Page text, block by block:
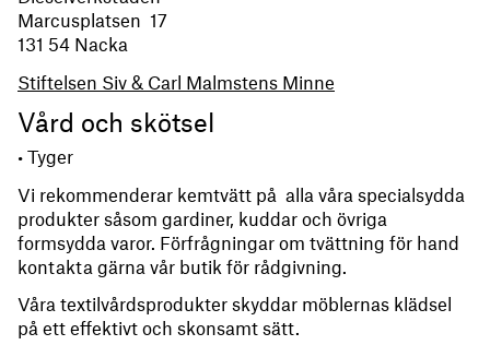
Marcusplatsen 17
131 54 Nacka
Stiftelsen Siv & Carl Malmstens Minne
Vård och skötsel
• Tyger
Vi rekommenderar kemtvätt på alla våra specialsydda
produkter såsom gardiner, kuddar och övriga
formsydda varor. Förfrågningar om tvättning för hand
kontakta gärna vår butik för rådgivning.
Våra textilvårdsprodukter skyddar möblernas klädsel
på ett effektivt och skonsamt sätt.